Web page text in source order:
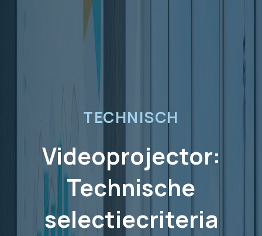
TECHNISCH
Videoprojector:
Technische
selectiecriteria